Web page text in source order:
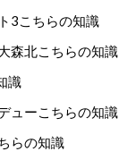
3こちらの知識
森北こちらの知識
識
ューこちらの知識
らの知識